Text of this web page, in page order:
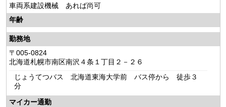
車両系建設機械 あれば尚可
年齢
勤務地
〒005-0824
北海道札幌市南区南沢４条１丁目２－２６
じょうてつバス 北海道東海大学前 バス停から 徒歩３
分
マイカー通勤